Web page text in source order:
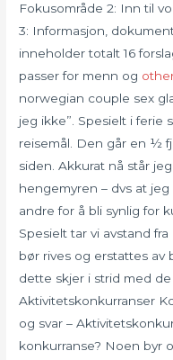
Fokusområde 2: Inn til
3: Informasjon,
inneholder totalt 16
passer for menn og
norwegian couple sex
jeg ikke”. Spesielt i
reisemål. Den går en ½
siden. Akkurat nå står
hengemyren – dvs at
andre for å bli synlig for
Spesielt tar vi avstand
bør rives og erstattes av
dette skjer i strid med
Aktivitetskonkurranser
og svar –
konkurranse? Noen byr